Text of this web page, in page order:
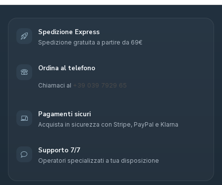
Spedizione Express
Spedizione gratuita a partire da 69€
Ordina al telefono
Chiamaci al +39 039 7929 65
Pagamenti sicuri
Acquista in sicurezza con Stripe, PayPal e Klarna
Supporto 7/7
Operatori specializzati a tua disposizione